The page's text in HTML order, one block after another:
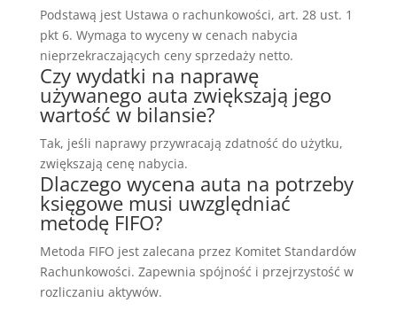
Podstawą jest Ustawa o rachunkowości, art. 28 ust. 1
pkt 6. Wymaga to wyceny w cenach nabycia
nieprzekraczających ceny sprzedaży netto.
Czy wydatki na naprawę
używanego auta zwiększają jego
wartość w bilansie?
Tak, jeśli naprawy przywracają zdatność do użytku,
zwiększają cenę nabycia.
Dlaczego wycena auta na potrzeby
księgowe musi uwzględniać
metodę FIFO?
Metoda FIFO jest zalecana przez Komitet Standardów
Rachunkowości. Zapewnia spójność i przejrzystość w
rozliczaniu aktywów.